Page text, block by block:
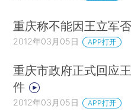
重庆称不能因王立军
2012年03月05日 APP打开
重庆市政府正式回应
件
2012年03月05日 APP打开